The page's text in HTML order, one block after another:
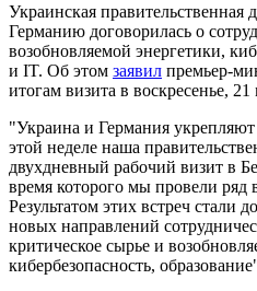
Украинская правительственная
Германию договорилась о
возобновляемой энергетики,
и IT. Об этом заявил премьер-
итогам визита в воскресенье, 21
"Украина и Германия
этой неделе наша
двухдневный рабочий визит в
время которого мы провели ряд
Результатом этих встреч стали
новых направлений
критическое сырье и
кибербезопасность,